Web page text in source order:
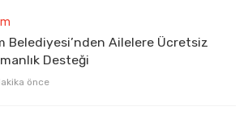
Belediyesi’nden Ailelere Ücretsiz
Desteği
önce